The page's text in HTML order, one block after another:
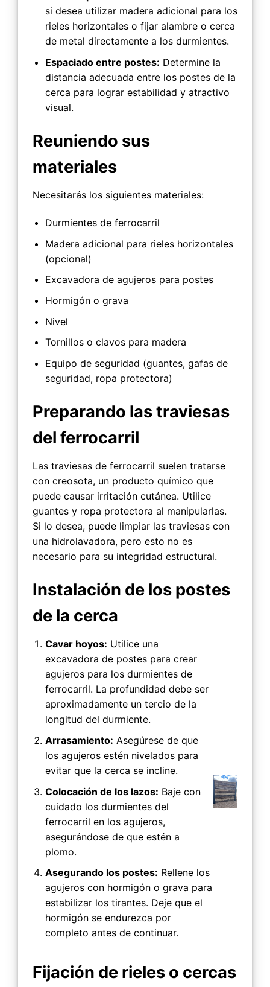
si desea utilizar madera adicional para los
rieles horizontales o fijar alambre o cerca
de metal directamente a los durmientes.
Espaciado entre postes: Determine la
distancia adecuada entre los postes de la
cerca para lograr estabilidad y atractivo
visual.
Reuniendo sus
materiales
Necesitarás los siguientes materiales:
Durmientes de ferrocarril
Madera adicional para rieles horizontales
(opcional)
Excavadora de agujeros para postes
Hormigón o grava
Nivel
Tornillos o clavos para madera
Equipo de seguridad (guantes, gafas de
seguridad, ropa protectora)
Preparando las traviesas
del ferrocarril
Las traviesas de ferrocarril suelen tratarse
con creosota, un producto químico que
puede causar irritación cutánea. Utilice
guantes y ropa protectora al manipularlas.
Si lo desea, puede limpiar las traviesas con
una hidrolavadora, pero esto no es
necesario para su integridad estructural.
Instalación de los postes
de la cerca
Cavar hoyos: Utilice una
excavadora de postes para crear
agujeros para los durmientes de
ferrocarril. La profundidad debe ser
aproximadamente un tercio de la
longitud del durmiente.
Arrasamiento: Asegúrese de que
los agujeros estén nivelados para
evitar que la cerca se incline.
Colocación de los lazos: Baje con
cuidado los durmientes del
ferrocarril en los agujeros,
asegurándose de que estén a
plomo.
Asegurando los postes: Rellene los
agujeros con hormigón o grava para
estabilizar los tirantes. Deje que el
hormigón se endurezca por
completo antes de continuar.
Fijación de rieles o cercas